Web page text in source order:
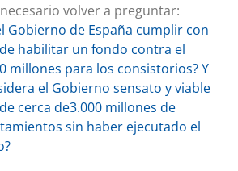
volver a preguntar:
Gobierno de España cumplir con
habilitar un fondo contra el
millones para los consistorios? Y
el Gobierno sensato y viable
cerca de3.000 millones de
sin haber ejecutado el